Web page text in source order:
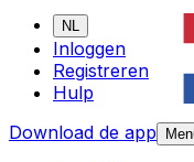
NL
Inloggen
Registreren
Hulp
Download de app